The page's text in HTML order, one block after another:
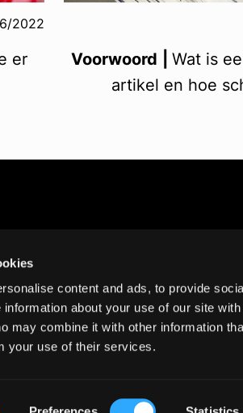
content and ads, to provide
about your use of our site
may combine it with other information
your use of their services.
2022
er
Voorwoord
Wat is
artikel en hoe